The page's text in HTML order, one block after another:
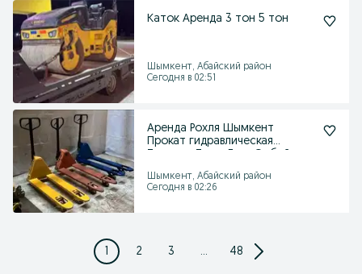
Каток Аренда 3 тон 5 тон
Шымкент, Абайский район
Сегодня в 02:51
Аренда Рохля Шымкент
Прокат гидравлическая
Шымкент, Абайский район
Сегодня в 02:26
1 2 3 ... 48